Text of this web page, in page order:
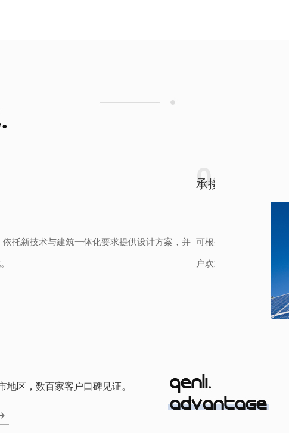
计，量身定制，更加符合使用环境的特色，广受客
区，数百家客户口碑见证。